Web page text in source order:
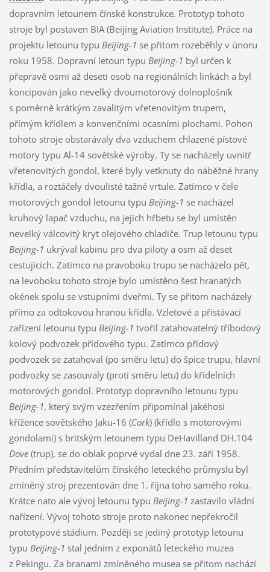
dopravním letounem čínské konstrukce. Prototyp tohoto
stroje byl postaven BIA (Beijing Aviation Institute). Práce na
projektu letounu typu Beijing-1 se přitom rozeběhly v únoru
roku 1958. Dopravní letoun typu Beijing-1 byl určen k
přepravě osmi až deseti osob na regionálních linkách a byl
koncipován jako nevelký dvoumotorový dolnoplošník
s poměrně krátkým zavalitým vřetenovitým trupem,
přímým křídlem a konvenčními ocasními plochami. Pohon
tohoto stroje obstarávaly dva vzduchem chlazené pístové
motory typu Al-14 sovětské výroby. Ty se nacházely uvnitř
vřetenovitých gondol, které byly vetknuty do náběžné hrany
křídla, a roztáčely dvoulisté tažné vrtule. Zatímco v čele
motorových gondol letounu typu Beijing-1 se nacházel
kruhový lapač vzduchu, na jejich hřbetu se byl umístěn
nevelký válcovitý kryt olejového chladiče. Trup letounu typu
Beijing-1 ukrýval kabinu pro dva piloty a osm až deset
cestujících. Zatímco na pravoboku trupu se nacházelo pět,
na levoboku tohoto stroje bylo umístěno šest hranatých
okének spolu se vstupními dveřmi. Ty se přitom nacházely
přímo za odtokovou hranou křídla. Vzletové a přistávací
zařízení letounu typu Beijing-1 tvořil zatahovatelný tříbodový
kolový podvozek příďového typu. Zatímco příďový
podvozek se zatahoval (po směru letu) do špice trupu, hlavní
podvozky se zasouvaly (proti směru letu) do křídelních
motorových gondol. Prototyp dopravního letounu typu
Beijing-1, který svým vzezřením připomínal jakéhosi
křížence sovětského Jaku-16 (Cork) (křídlo s motorovými
gondolami) s britským letounem typu DeHavilland DH.104
Dove(trup), se do oblak poprvé vydal dne 23. září 1958.
Předním představitelům čínského leteckého průmyslu byl
zmíněný stroj prezentován dne 1. října toho samého roku.
Krátce nato ale vývoj letounu typu Beijing-1 zastavilo vládní
nařízení. Vývoj tohoto stroje proto nakonec nepřekročil
prototypové stádium. Později se jediný prototyp letounu
typu Beijing-1 stal jedním z exponátů leteckého muzea
z Pekingu. Za branami zmíněného musea se přitom nachází